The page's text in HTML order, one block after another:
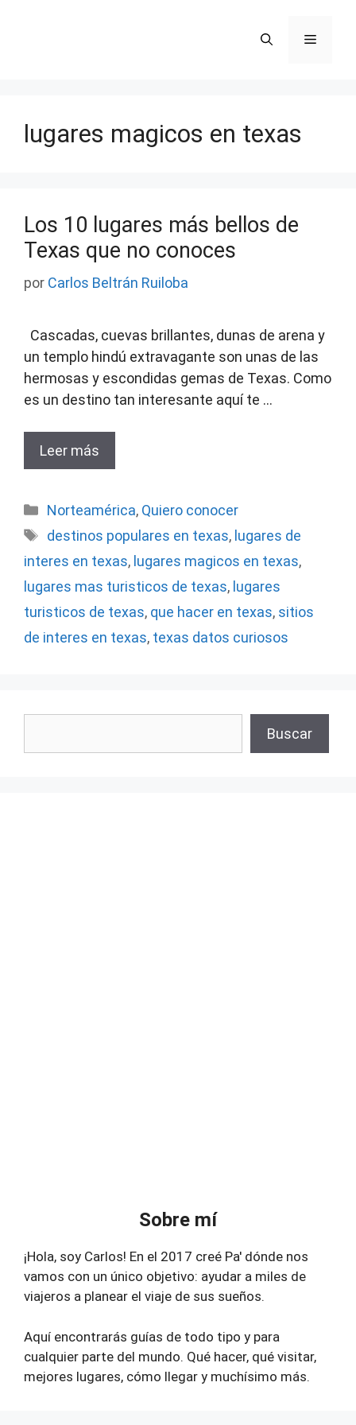
Menú
lugares magicos en texas
Los 10 lugares más bellos de
Texas que no conoces
por Carlos Beltrán Ruiloba
Cascadas, cuevas brillantes, dunas de arena y
un templo hindú extravagante son unas de las
hermosas y escondidas gemas de Texas. Como
es un destino tan interesante aquí te …
Leer más
Categorías
Norteamérica, Quiero conocer
Etiquetas
destinos populares en texas, lugares de
interes en texas, lugares magicos en texas,
lugares mas turisticos de texas, lugares
turisticos de texas, que hacer en texas, sitios
de interes en texas, texas datos curiosos
Buscar
Sobre mí
¡Hola, soy Carlos! En el 2017 creé Pa' dónde nos
vamos con un único objetivo: ayudar a miles de
viajeros a planear el viaje de sus sueños.
Aquí encontrarás guías de todo tipo y para
cualquier parte del mundo. Qué hacer, qué visitar,
mejores lugares, cómo llegar y muchísimo más.